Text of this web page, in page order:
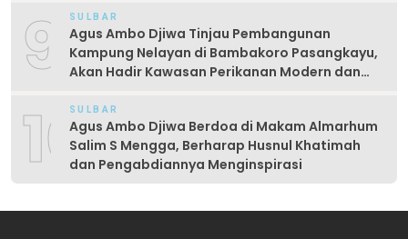
9 SULBAR
Agus Ambo Djiwa Tinjau Pembangunan
Kampung Nelayan di Bambakoro Pasangkayu,
Akan Hadir Kawasan Perikanan Modern dan
10SULBAR
Agus Ambo Djiwa Berdoa di Makam Almarhum
Salim S Mengga, Berharap Husnul Khatimah
dan Pengabdiannya Menginspirasi